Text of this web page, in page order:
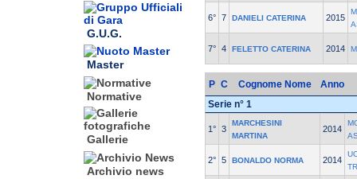
G.U.G.
Master
Normative
Gallerie
Archivio news
6° 7 DANIELI CATERINA 2015
7° 4 FELETTO CATERINA 2014
P C Cognome Nome
Anno
Serie n° 1
1° 3
MARCHESINI
MARTINA
2014
2° 5 BONALDO NORMA 2014